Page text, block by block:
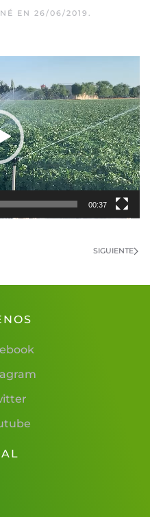
EN 26/06/2019
00:37
SIGUIENTE